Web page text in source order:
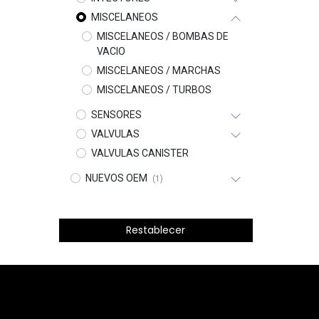
MISCELANEOS
MISCELANEOS / BOMBAS DE
VACIO
MISCELANEOS / MARCHAS
MISCELANEOS / TURBOS
SENSORES
VALVULAS
VALVULAS CANISTER
NUEVOS OEM (1)
Restablecer